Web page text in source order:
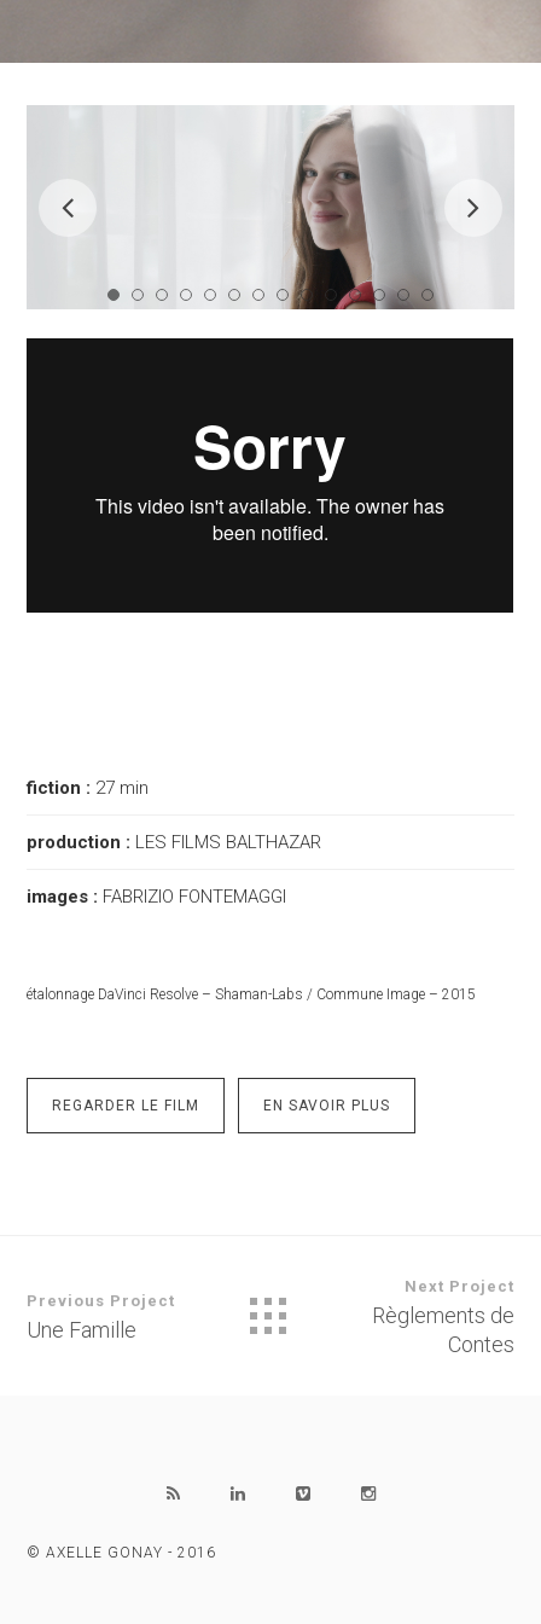
fiction : 27 min
production : LES FILMS BALTHAZAR
images : FABRIZIO FONTEMAGGI
étalonnage DaVinci Resolve – Shaman-Labs / Commune Image – 2015
REGARDER LE FILM EN SAVOIR PLUS
Previous Project
Une Famille
Next Project
Règlements de
Contes
© AXELLE GONAY - 2016